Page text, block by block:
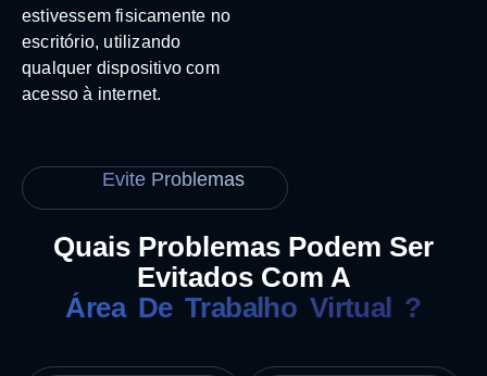
estivessem fisicamente no
escritório, utilizando
qualquer dispositivo com
acesso à internet.
Evite Problemas
Quais Problemas Podem Ser
Evitados Com A
Área De Trabalho Virtual ?